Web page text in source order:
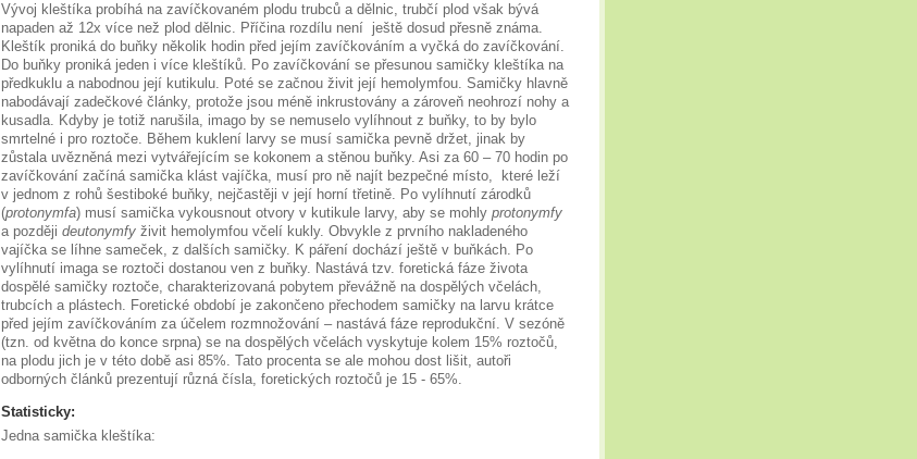
Vývoj kleštíka probíhá na zavíčkovaném plodu trubců a dělnic, trubčí plod však bývá
napaden až 12x více než plod dělnic. Příčina rozdílu není ještě dosud přesně známa.
Kleštík proniká do buňky několik hodin před jejím zavíčkováním a vyčká do zavíčkování.
Do buňky proniká jeden i více kleštíků. Po zavíčkování se přesunou samičky kleštíka na
předkuklu a nabodnou její kutikulu. Poté se začnou živit její hemolymfou. Samičky hlavně
nabodávají zadečkové články, protože jsou méně inkrustovány a zároveň neohrozí nohy a
kusadla. Kdyby je totiž narušila, imago by se nemuselo vylíhnout z buňky, to by bylo
smrtelné i pro roztoče. Během kuklení larvy se musí samička pevně držet, jinak by
zůstala uvězněná mezi vytvářejícím se kokonem a stěnou buňky. Asi za 60 – 70 hodin po
zavíčkování začíná samička klást vajíčka, musí pro ně najít bezpečné místo,
které leží
v jednom z rohů šestiboké buňky, nejčastěji v její horní třetině. Po vylíhnutí zárodků
(protonymfa) musí samička vykousnout otvory v kutikule larvy, aby se mohly protonymfy
a později deutonymfy živit hemolymfou včelí kukly. Obvykle z prvního nakladeného
vajíčka se líhne sameček, z dalších samičky. K páření dochází ještě v buňkách. Po
vylíhnutí imaga se roztoči dostanou ven z buňky. Nastává tzv. foretická fáze života
dospělé samičky roztoče, charakterizovaná pobytem převážně na dospělých včelách,
trubcích a plástech. Foretické období je zakončeno přechodem samičky na larvu krátce
před jejím zavíčkováním za účelem rozmnožování – nastává fáze reprodukční. V sezóně
(tzn. od května do konce srpna) se na dospělých včelách vyskytuje kolem 15% roztočů,
na plodu jich je v této době asi 85%. Tato procenta se ale mohou dost lišit, autoři
odborných článků prezentují různá čísla, foretických roztočů je 15 - 65%.
Statisticky:
Jedna samička kleštíka: